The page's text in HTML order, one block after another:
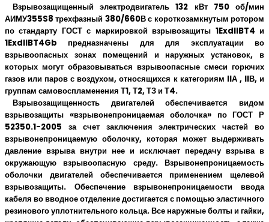
Взрывозащищенный электродвигатель 132 кВт 750 об/мин
АИМУ355S8 трехфазный 380/660В с короткозамкнутым ротором
по стандарту ГОСТ с маркировкой взрывозащиты 1ExdIIBT4 и
1ExdIIBT4Gb предназначены для для эксплуатации во
взрывоопасных зонах помещений и наружных установок, в
которых могут образовываться взрывоопасные смеси горючих
газов или паров с воздухом, относящихся к категориям IIА , IIВ, и
группам самовоспламенения Т1, Т2, ТЗ и Т4.
Взрывозащищенность двигателей обеспечивается видом
взрывозащиты «взрывонепроницаемая оболочка» по ГОСТ Р
52350.1-2005 за счет заключения электрических частей во
взрывонепроницаемую оболочку, которая может выдерживать
давление взрыва внутри нее и исключает передачу взрыва в
окружающую взрывоопасную среду. Взрывонепроницаемость
оболочки двигателей обеспечивается применением щелевой
взрывозащиты. Обеспечение взрывонепроницаемости ввода
кабеля во вводное отделение достигается с помощью эластичного
резинового уплотнительного кольца. Все наружные болты и гайки,